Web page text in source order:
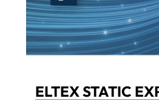
ELTEX STATIC